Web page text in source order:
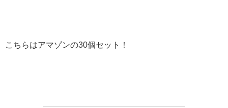
こちらはアマゾンの30個セット！